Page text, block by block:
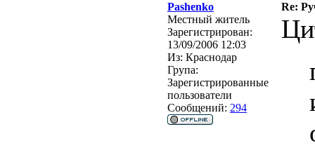
Pashenko
Re:
Местный житель
Зарегистрирован:
13/09/2006 12:03
Из: Краснодар
Група:
Зарегистрированные
пользователи
Сообщений: 294